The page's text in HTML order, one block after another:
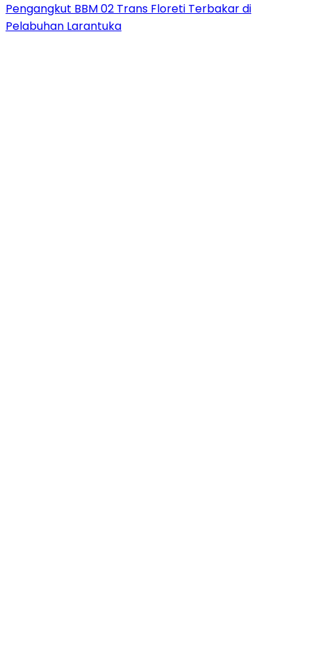
Pengangkut BBM 02 Trans Floreti Terbakar di
Pelabuhan Larantuka